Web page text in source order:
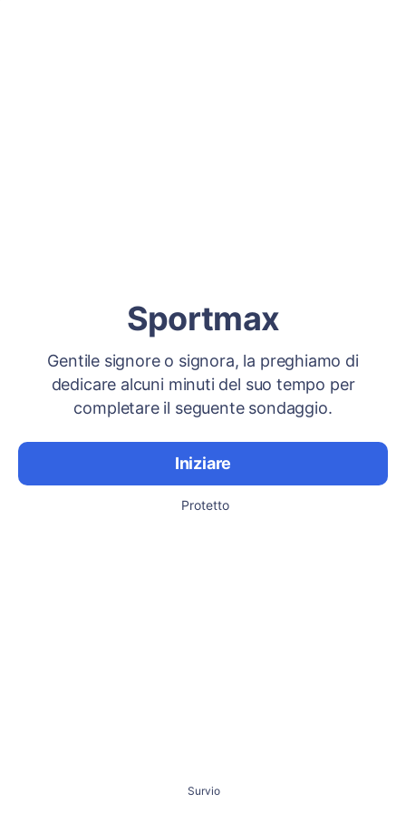
Sportmax
Gentile signore o signora, la preghiamo di
dedicare alcuni minuti del suo tempo per
completare il seguente sondaggio.
Iniziare
Protetto
Survio